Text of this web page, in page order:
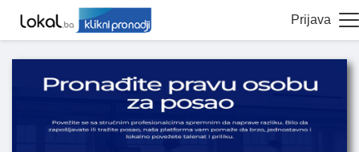
Prijava